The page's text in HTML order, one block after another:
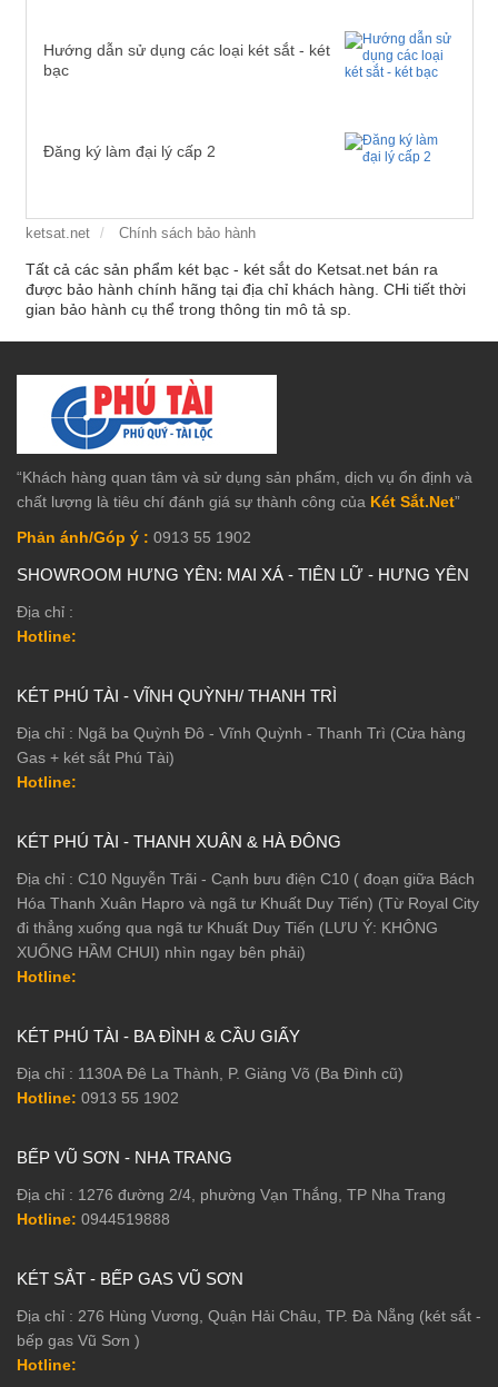
Hướng dẫn sử dụng các loại két sắt - két
bạc
Đăng ký làm đại lý cấp 2
ketsat.net Chính sách bảo hành
Tất cả các sản phẩm két bạc - két sắt do Ketsat.net bán ra
được bảo hành chính hãng tại địa chỉ khách hàng. CHi tiết thời
gian bảo hành cụ thể trong thông tin mô tả sp.
“Khách hàng quan tâm và sử dụng sản phẩm, dịch vụ ổn định và
chất lượng là tiêu chí đánh giá sự thành công của Két Sắt.Net”
Phản ánh/Góp ý : 0913 55 1902
SHOWROOM HƯNG YÊN: MAI XÁ - TIÊN LỮ - HƯNG YÊN
Địa chỉ :
Hotline:
KÉT PHÚ TÀI - VĨNH QUỲNH/ THANH TRÌ
Địa chỉ : Ngã ba Quỳnh Đô - Vĩnh Quỳnh - Thanh Trì (Cửa hàng
Gas + két sắt Phú Tài)
Hotline:
KÉT PHÚ TÀI - THANH XUÂN & HÀ ĐÔNG
Địa chỉ : C10 Nguyễn Trãi - Cạnh bưu điện C10 ( đoạn giữa Bách
Hóa Thanh Xuân Hapro và ngã tư Khuất Duy Tiến) (Từ Royal City
đi thẳng xuống qua ngã tư Khuất Duy Tiến (LƯU Ý: KHÔNG
XUỐNG HẦM CHUI) nhìn ngay bên phải)
Hotline:
KÉT PHÚ TÀI - BA ĐÌNH & CẦU GIẤY
Địa chỉ : 1130A Đê La Thành, P. Giảng Võ (Ba Đình cũ)
Hotline: 0913 55 1902
BẾP VŨ SƠN - NHA TRANG
Địa chỉ : 1276 đường 2/4, phường Vạn Thắng, TP Nha Trang
Hotline: 0944519888
KÉT SẮT - BẾP GAS VŨ SƠN
Địa chỉ : 276 Hùng Vương, Quận Hải Châu, TP. Đà Nẵng (két sắt -
bếp gas Vũ Sơn )
Hotline: